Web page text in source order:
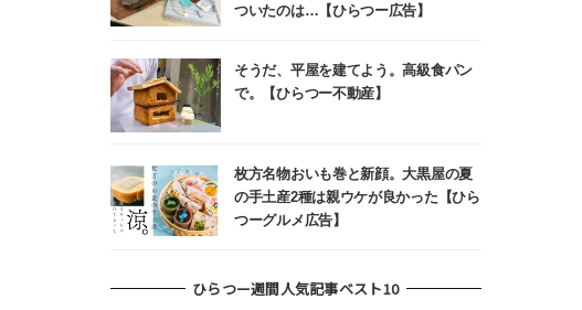
ついたのは…【ひらつー広告】
そうだ、平屋を建てよう。高級食パン
で。【ひらつー不動産】
枚方名物おいも巻と新顔。大黒屋の夏
の手土産2種は親ウケが良かった【ひら
つーグルメ広告】
ひらつー週間人気記事ベスト10